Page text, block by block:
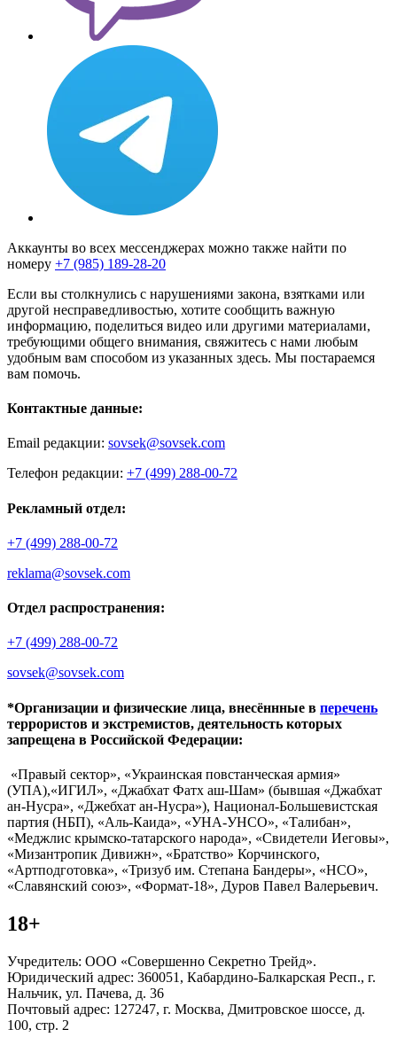
Аккаунты во всех мессенджерах можно также найти по
номеру +7 (985) 189-28-20
Если вы столкнулись с нарушениями закона, взятками или
другой несправедливостью, хотите сообщить важную
информацию, поделиться видео или другими материалами,
требующими общего внимания, свяжитесь с нами любым
удобным вам способом из указанных здесь. Мы постараемся
вам помочь.
Контактные данные:
Email редакции: sovsek@sovsek.com
Телефон редакции: +7 (499) 288-00-72
Рекламный отдел:
+7 (499) 288-00-72
reklama@sovsek.com
Отдел распространения:
+7 (499) 288-00-72
sovsek@sovsek.com
*Организации и физические лица, внесённные в перечень
террористов и экстремистов, деятельность которых
запрещена в Российской Федерации:
«Правый сектор», «Украинская повстанческая армия»
(УПА),«ИГИЛ», «Джабхат Фатх аш-Шам» (бывшая «Джабхат
ан-Нусра», «Джебхат ан-Нусра»), Национал-Большевистская
партия (НБП), «Аль-Каида», «УНА-УНСО», «Талибан»,
«Меджлис крымско-татарского народа», «Свидетели Иеговы»,
«Мизантропик Дивижн», «Братство» Корчинского,
«Артподготовка», «Тризуб им. Степана Бандеры», «НСО»,
«Славянский союз», «Формат-18», Дуров Павел Валерьевич.
18+
Учредитель: ООО «Совершенно Секретно Трейд».
Юридический адрес: 360051, Кабардино-Балкарская Респ., г.
Нальчик, ул. Пачева, д. 36
Почтовый адрес: 127247, г. Москва, Дмитровское шоссе, д.
100, стр. 2